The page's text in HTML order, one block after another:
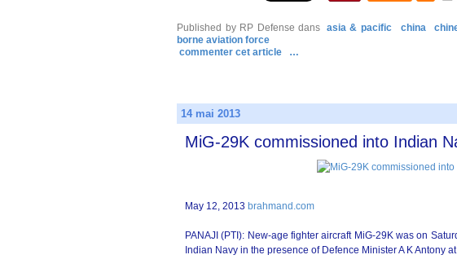
Published by RP Defense dans asia & pacific china
borne aviation force
commenter cet article
…
14 mai 2013
MiG-29K commissioned into Indian
May 12, 2013 brahmand.com
PANAJI (PTI): New-age fighter aircraft MiG-29K was on
Indian Navy in the presence of Defence Minister A K Antony